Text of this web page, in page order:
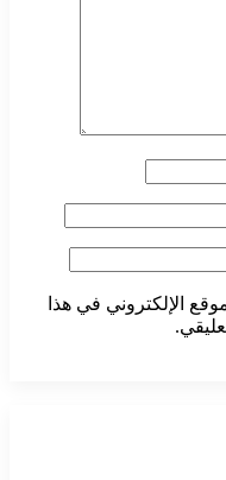
الإلكتروني في هذا